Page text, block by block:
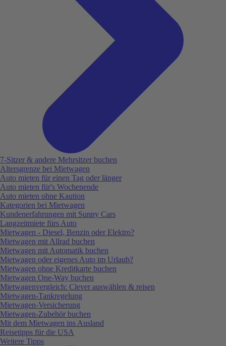
7-Sitzer & andere Mehrsitzer buchen
Altersgrenze bei Mietwagen
Auto mieten für einen Tag oder länger
Auto mieten für's Wochenende
Auto mieten ohne Kaution
Kategorien bei Mietwagen
Kundenerfahrungen mit Sunny Cars
Langzeitmiete fürs Auto
Mietwagen - Diesel, Benzin oder Elektro?
Mietwagen mit Allrad buchen
Mietwagen mit Automatik buchen
Mietwagen oder eigenes Auto im Urlaub?
Mietwagen ohne Kreditkarte buchen
Mietwagen One-Way buchen
Mietwagenvergleich: Clever auswählen & reisen
Mietwagen-Tankregelung
Mietwagen-Versicherung
Mietwagen-Zubehör buchen
Mit dem Mietwagen ins Ausland
Reisetipps für die USA
Weitere Tipps